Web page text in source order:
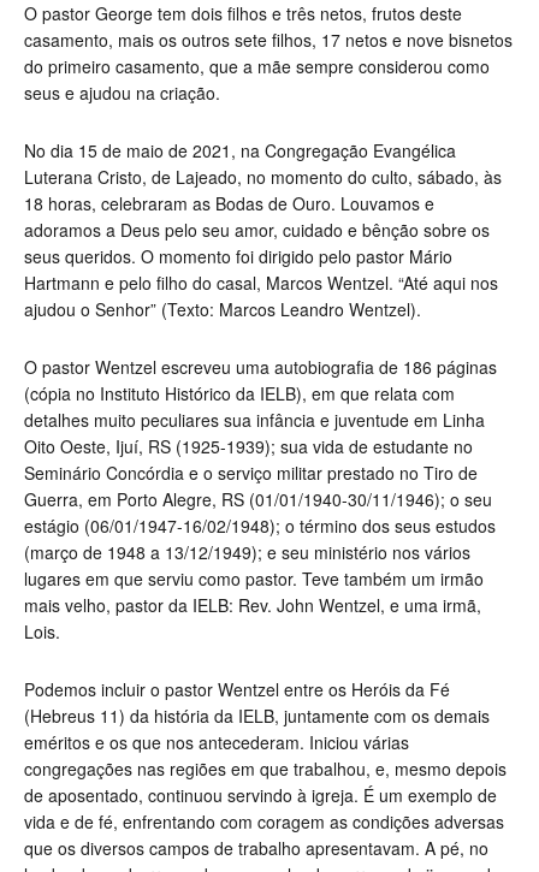
O pastor George tem dois filhos e três netos, frutos deste
casamento, mais os outros sete filhos, 17 netos e nove bisnetos
do primeiro casamento, que a mãe sempre considerou como
seus e ajudou na criação.
No dia 15 de maio de 2021, na Congregação Evangélica
Luterana Cristo, de Lajeado, no momento do culto, sábado, às
18 horas, celebraram as Bodas de Ouro. Louvamos e
adoramos a Deus pelo seu amor, cuidado e bênção sobre os
seus queridos. O momento foi dirigido pelo pastor Mário
Hartmann e pelo filho do casal, Marcos Wentzel. “Até aqui nos
ajudou o Senhor” (Texto: Marcos Leandro Wentzel).
O pastor Wentzel escreveu uma autobiografia de 186 páginas
(cópia no Instituto Histórico da IELB), em que relata com
detalhes muito peculiares sua infância e juventude em Linha
Oito Oeste, Ijuí, RS (1925-1939); sua vida de estudante no
Seminário Concórdia e o serviço militar prestado no Tiro de
Guerra, em Porto Alegre, RS (01/01/1940-30/11/1946); o seu
estágio (06/01/1947-16/02/1948); o término dos seus estudos
(março de 1948 a 13/12/1949); e seu ministério nos vários
lugares em que serviu como pastor. Teve também um irmão
mais velho, pastor da IELB: Rev. John Wentzel, e uma irmã,
Lois.
Podemos incluir o pastor Wentzel entre os Heróis da Fé
(Hebreus 11) da história da IELB, juntamente com os demais
eméritos e os que nos antecederam. Iniciou várias
congregações nas regiões em que trabalhou, e, mesmo depois
de aposentado, continuou servindo à igreja. É um exemplo de
vida e de fé, enfrentando com coragem as condições adversas
que os diversos campos de trabalho apresentavam. A pé, no